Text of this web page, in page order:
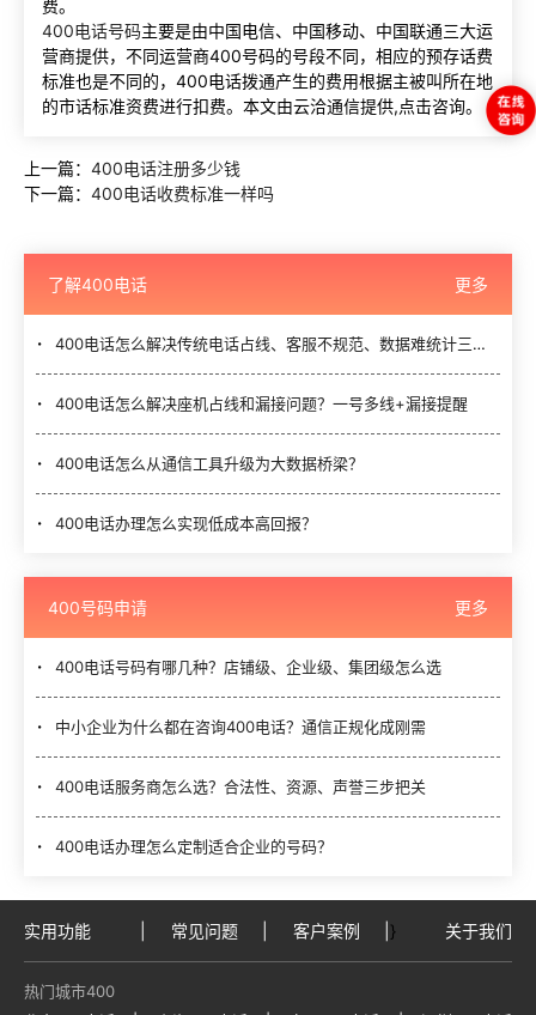
费。
400电话号码主要是由中国电信、中国移动、中国联通三大运
营商提供，不同运营商400号码的号段不同，相应的预存话费
标准也是不同的，400电话拨通产生的费用根据主被叫所在地
的市话标准资费进行扣费。本文由云洽通信提供,点击咨询。
上一篇： 400电话注册多少钱
下一篇： 400电话收费标准一样吗
了解400电话 更多
400电话怎么解决传统电话占线、客服不规范、数据难统计三大难题？
400电话怎么解决座机占线和漏接问题？一号多线+漏接提醒
400电话怎么从通信工具升级为大数据桥梁？
400电话办理怎么实现低成本高回报？
400号码申请 更多
400电话号码有哪几种？店铺级、企业级、集团级怎么选
中小企业为什么都在咨询400电话？通信正规化成刚需
400电话服务商怎么选？合法性、资源、声誉三步把关
400电话办理怎么定制适合企业的号码？
实用功能 常见问题 客户案例 } 关于我们
热门城市400